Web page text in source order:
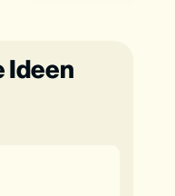
Ideen